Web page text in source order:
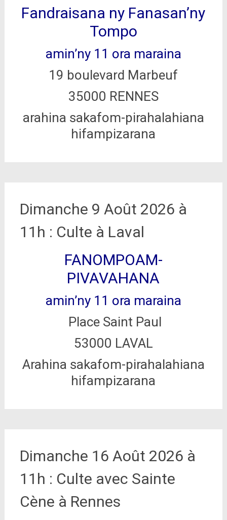
Fandraisana ny Fanasan’ny
Tompo
amin’ny 11 ora maraina
19 boulevard Marbeuf
35000 RENNES
arahina sakafom-pirahalahiana
hifampizarana
Dimanche 9 Août 2026 à
11h : Culte à Laval
FANOMPOAM-
PIVAVAHANA
amin’ny 11 ora maraina
Place Saint Paul
53000 LAVAL
Arahina sakafom-pirahalahiana
hifampizarana
Dimanche 16 Août 2026 à
11h : Culte avec Sainte
Cène à Rennes